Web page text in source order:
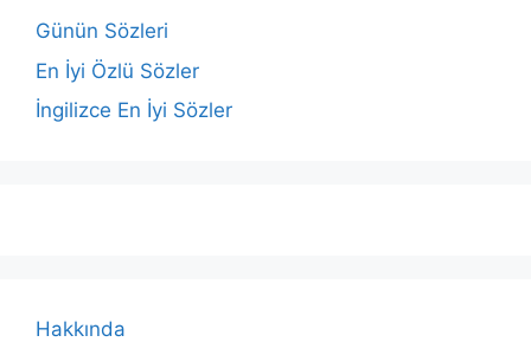
Günün Sözleri
En İyi Özlü Sözler
İngilizce En İyi Sözler
Hakkında